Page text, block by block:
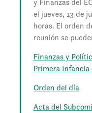
y Finanzas del
el jueves, 13 de
horas. El orden
reunión se
Finanzas y
Primera Infancia
Orden del día
Acta del